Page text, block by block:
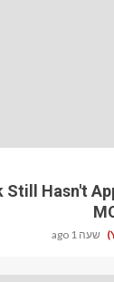
Still Hasn't
שעה 1 ago